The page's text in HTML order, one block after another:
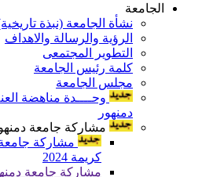
الجامعة
نشأة الجامعة (نبذة
الرؤية والرسالة والاهداف
التطوير المجتمعى
كلمة رئيس الجامعة
مجلس الجامعة
وحــــدة مناهضة
دمنهور
مشاركة جامعة
مشاركة
كريمة 2024
مشاركة جامعة